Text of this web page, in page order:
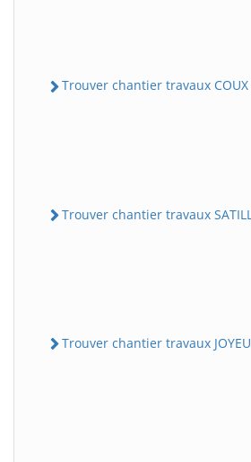
Trouver chantier travaux COUX
Trouver chantier travaux
Trouver chantier travaux